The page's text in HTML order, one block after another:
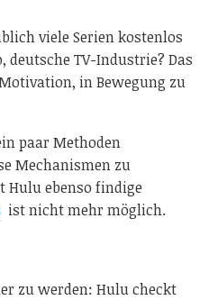
viele Serien kostenlos
deutsche TV-Industrie? Das
in Bewegung zu
paar Methoden
Mechanismen zu
Hulu ebenso findige
ist nicht mehr möglich.
zu werden: Hulu checkt